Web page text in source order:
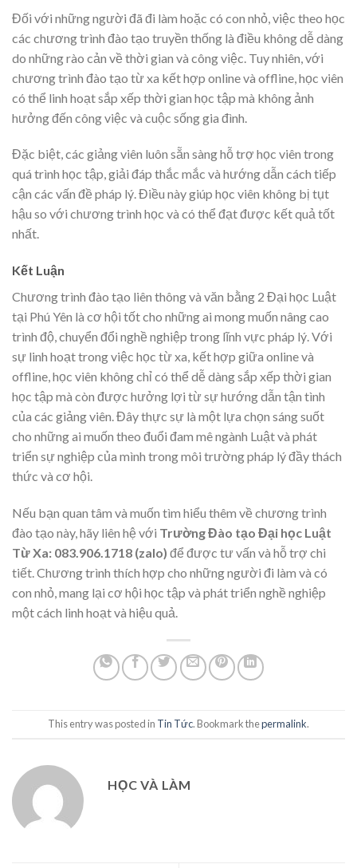
Đối với những người đã đi làm hoặc có con nhỏ, việc theo học
các chương trình đào tạo truyền thống là điều không dễ dàng
do những rào cản về thời gian và công việc. Tuy nhiên, với
chương trình đào tạo từ xa kết hợp online và offline, học viên
có thể linh hoạt sắp xếp thời gian học tập mà không ảnh
hưởng đến công việc và cuộc sống gia đình.
Đặc biệt, các giảng viên luôn sẵn sàng hỗ trợ học viên trong
quá trình học tập, giải đáp thắc mắc và hướng dẫn cách tiếp
cận các vấn đề pháp lý. Điều này giúp học viên không bị tụt
hậu so với chương trình học và có thể đạt được kết quả tốt
nhất.
Kết Luận
Chương trình đào tạo liên thông và văn bằng 2 Đại học Luật
tại Phú Yên là cơ hội tốt cho những ai mong muốn nâng cao
trình độ, chuyển đổi nghề nghiệp trong lĩnh vực pháp lý. Với
sự linh hoạt trong việc học từ xa, kết hợp giữa online và
offline, học viên không chỉ có thể dễ dàng sắp xếp thời gian
học tập mà còn được hưởng lợi từ sự hướng dẫn tận tình
của các giảng viên. Đây thực sự là một lựa chọn sáng suốt
cho những ai muốn theo đuổi đam mê ngành Luật và phát
triển sự nghiệp của mình trong môi trường pháp lý đầy thách
thức và cơ hội.
Nếu bạn quan tâm và muốn tìm hiểu thêm về chương trình
đào tạo này, hãy liên hệ với Trường Đào tạo Đại học Luật
Từ Xa: 083.906.1718 (zalo) để được tư vấn và hỗ trợ chi
tiết. Chương trình thích hợp cho những người đi làm và có
con nhỏ, mang lại cơ hội học tập và phát triển nghề nghiệp
một cách linh hoạt và hiệu quả.
This entry was posted in Tin Tức. Bookmark thepermalink.
HỌC VÀ LÀM